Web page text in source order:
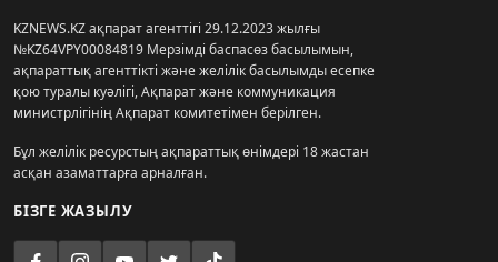
KZNEWS.KZ ақпарат агенттігі 29.12.2023 жылғы
№KZ64VPY00084819 Мерзімді баспасөз басылымын,
ақпараттық агенттікті және желілік басылымды есепке
қою туралы куәлігі, Ақпарат және коммуникация
министрлігінің Ақпарат комитетімен берілген.
Бұл желілік ресурстың ақпараттық өнімдері 18 жастан
асқан азаматтарға арналған.
БІЗГЕ ЖАЗЫЛУ